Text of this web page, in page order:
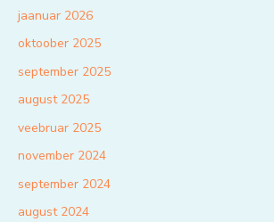
jaanuar 2026
oktoober 2025
september 2025
august 2025
veebruar 2025
november 2024
september 2024
august 2024